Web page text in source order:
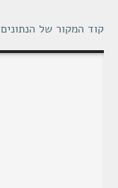
קוד המקור של הנתונים